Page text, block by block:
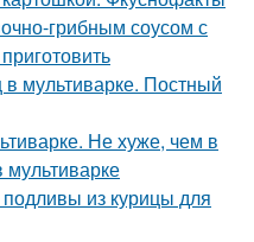
грибным соусом с
мультиварке. Постный
Не хуже, чем в
из курицы для